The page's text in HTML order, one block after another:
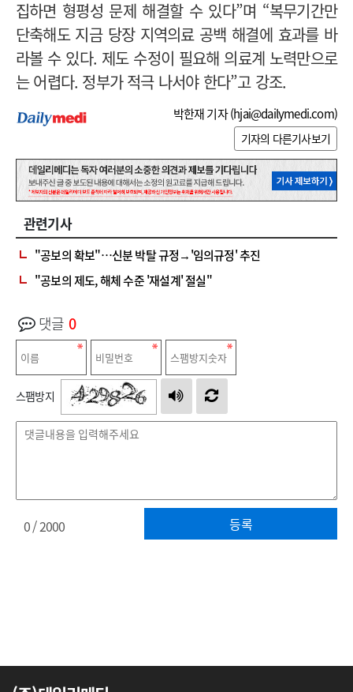
집하면 형평성 문제 해결할 수 있다”며 “복무기간만
단축해도 지금 당장 지역의료 공백 해결에 효과를 바
라볼 수 있다. 제도 수정이 필요해 의료계 노력만으로
는 어렵다. 정부가 적극 나서야 한다”고 강조.
박한재 기자 (hjai@dailymedi.com)
기자의 다른기사보기
관련기사
"공보의 확보"…신분 박탈 규정→'임의규정' 추진
"공보의 제도, 해체 수준 '재설계' 절실"
댓글 0
스팸방지
등록
0/ 2000